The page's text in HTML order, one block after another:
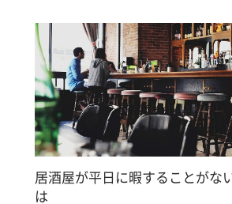
居酒屋が平日に暇することがな
は